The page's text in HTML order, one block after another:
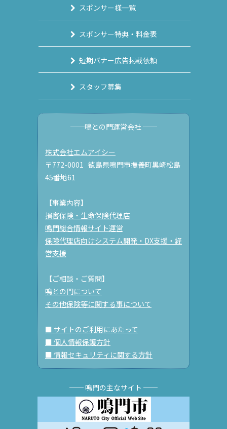
スポンサー様一覧
スポンサー特典・料金表
短期バナー広告掲載依頼
スタッフ募集
──鳴との門運営会社 ──
株式会社エムアイシー
〒772-0001 徳島県鳴門市撫養町黒崎松島
45番地61
【事業内容】
損害保険・生命保険代理店
鳴門総合情報サイト運営
保険代理店向けシステム開発・DX支援・経
営支援
【ご相談・ご質問】
鳴との門について
その他保険等に関する事について
■ サイトのご利用にあたって
■ 個人情報保護方針
■ 情報セキュリティに関する方針
── 鳴門の主なサイト ──